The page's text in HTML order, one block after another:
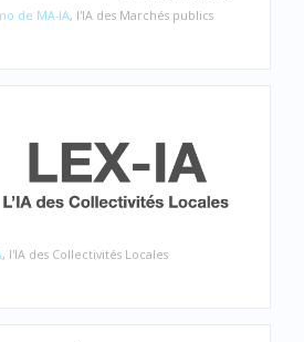
de MA-IA, l'IA des Marchés publics
, l'IA des Collectivités Locales